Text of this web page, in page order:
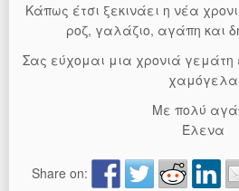
Κάπως έτσι ξεκινάει η νέα
ροζ, γαλάζιο, αγάπη και
Σας εύχομαι μια χρονιά
χαμόγελα
Με πολύ
Έλενα
Share on: